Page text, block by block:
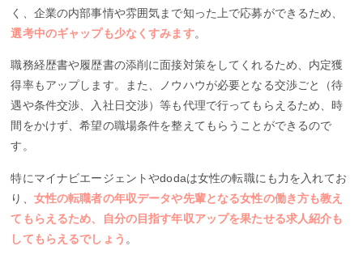
く、企業の内部事情や雰囲気まで知った上で応募ができるため、
選考中のギャップも少なくすみます。
職務経歴書や履歴書の添削に面接対策をしてくれるため、内定獲
得率もアップします。また、ノウハウが必要となる交渉ごと（待
遇や条件交渉、入社日交渉）等も代理で行ってもらえるため、時
間をかけず、希望の職場条件を整えてもらうことができるので
す。
特にマイナビエージェントやdodaは女性の転職にも力を入れてお
り、 女性の転職者の年収データや先輩となる女性の働き方も教え
てもらえるため、自分の目指す年収アップを果たせる求人紹介も
してもらえるでしょう 。